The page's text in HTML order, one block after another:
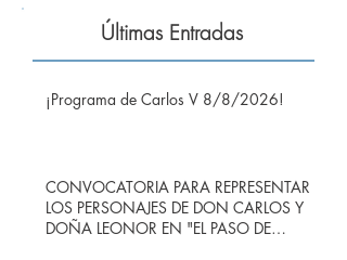
CONVOCATORIA PARA REPRESENTAR